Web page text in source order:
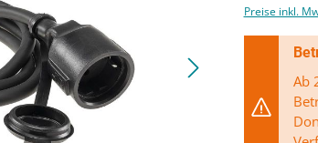
Preise inkl.
Ab